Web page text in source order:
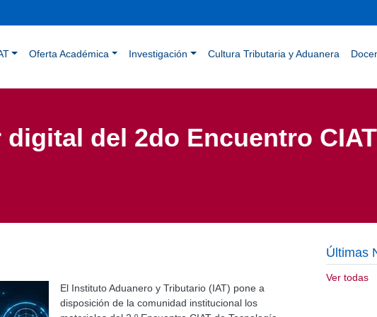
principal
principal
Oferta Académica Investigación Cultura Tributaria y Aduanera
del 2do Encuentro
El Instituto Aduanero y Tributario (IAT) pone a
disposición de la comunidad institucional los
Últimas
Ver todas